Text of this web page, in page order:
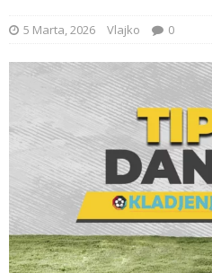
5 Marta, 2026 Vlajko 0